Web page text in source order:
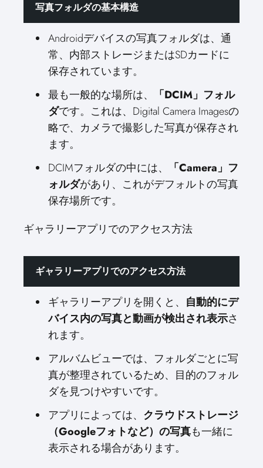
写真フォルダの基本構造
Androidデバイスの写真フォルダは、通
常、内部ストレージまたはSDカードに
保存されています。
最も一般的な場所は、
「DCIM」フォル
ダです。これは、Digital Camera Imagesの
略で、カメラで撮影した写真が保存され
ます。
DCIMフォルダの中には、
「Camera」フ
ォルダがあり、これがデフォルトの写真
保存場所です。
ギャラリーアプリでのアクセス方法
ギャラリーアプリでのアクセス方法
ギャラリーアプリを開くと、 自動的にデ
バイス内の写真と動画が検出され表示さ
れます。
アルバムビューでは、フォルダごとに写
真が整理されているため、目的のフォル
ダを見つけやすいです。
アプリによっては、 クラウドストレージ
（Googleフォトなど）の写真も一緒に
表示される場合があります。